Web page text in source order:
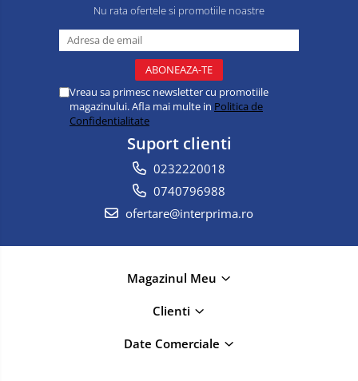
Nu rata ofertele si promotiile noastre
Vreau sa primesc newsletter cu promotiile
magazinului. Afla mai multe in Politica de
Confidentialitate
Suport clienti
0232220018
0740796988
ofertare@interprima.ro
Magazinul Meu
Clienti
Date Comerciale